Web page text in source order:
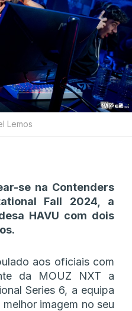
Lemos
se na Contenders
Fall 2024, a
HAVU com dois
aos oficiais com
da MOUZ NXT a
Series 6, a equipa
imagem no seu